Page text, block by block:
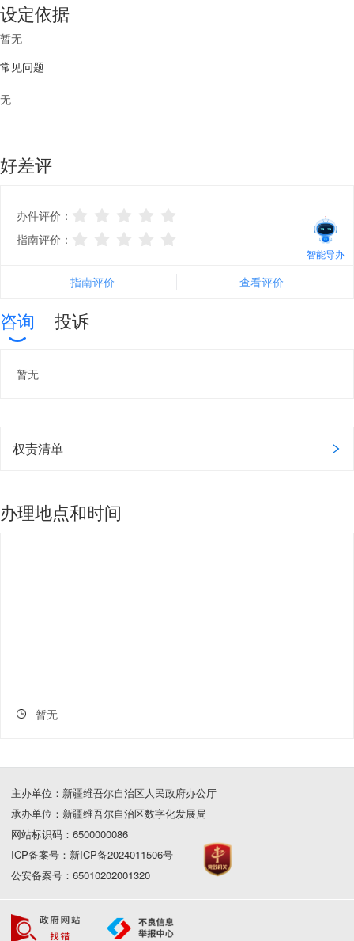
智能导办
设定依据
暂无
常见问题
无
好差评
办件评价：
指南评价：
指南评价 查看评价
咨询 投诉
暂无
权责清单
办理地点和时间
暂无
主办单位：新疆维吾尔自治区人民政府办公厅
承办单位：新疆维吾尔自治区数字化发展局
网站标识码：6500000086
ICP备案号：新ICP备2024011506号
公安备案号：65010202001320